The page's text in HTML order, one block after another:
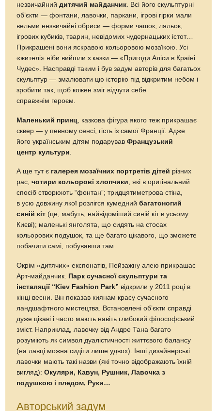
незвичайнийдитячий майданчик . Всі його скульптурні
об’єкти — фонтани, лавочки, паркани, ігрові гірки мали
вельми незвичайні обриси — форми чашок, ляльок,
ігрових кубиків, тварин, невідомих чудернацьких істот…
Прикрашені вони яскравою кольоровою мозаїкою. Усі
«жителі» ніби вийшли з казки — «Пригоди Аліси в Країні
Чудес». Насправді таким і був задум авторів для багатьох
скульптур — змалювати цю історію під відкритим небом і
зробити так, щоб кожен зміг відчути себе
справжнім героєм.
Маленький принц , казкова фігура якого теж прикрашає
сквер — у певному сенсі, гість із самої Франції. Адже
його українським дітям подарувавФранцузький
центр культури
А ще тут є галерея мозаїчних портретів дітей різних
рас;чотири кольорові хлопчики, які в оригінальний
спосіб створюють “фонтан”; тридцятиметрова стіна,
в усю довжину якої розлігся кумеднийбагатоногий
синій кіт (це, мабуть, найвідоміший синій кіт в усьому
Києві); маленькі янголята, що сидять на стосах
кольорових подушок, та ще багато цікавого, що зможете
побачити самі, побувавши там.
Окрім «дитячих» експонатів, Пейзажну алею прикрашає
Арт-майданчик. Парк сучасної скульптури та
інсталяції “Kiev Fashion Park” відкрили у 2011 році в
кінці весни. Він показав киянам красу сучасного
ландшафтного мистецтва. Встановлені об’єкти справді
дуже цікаві і часто мають навіть глибокий філософський
зміст. Наприклад, лавочку від Андре Тана багато
розуміють як символ дуалістичності життєвого балансу
(на лавці можна сидіти лише удвох). Інші дизайнерські
лавочки мають такі назви (які точно відображають їхній
вигляд):Окуляри, Кавун, Рушник, Лавочка з
подушкою і пледом, Руки…
Авторський задум